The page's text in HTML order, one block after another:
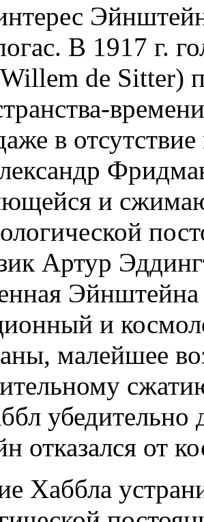
В 1917 г.
de Sitter)
в
и
Артур
и
малейшее
отказался от
Хаббла